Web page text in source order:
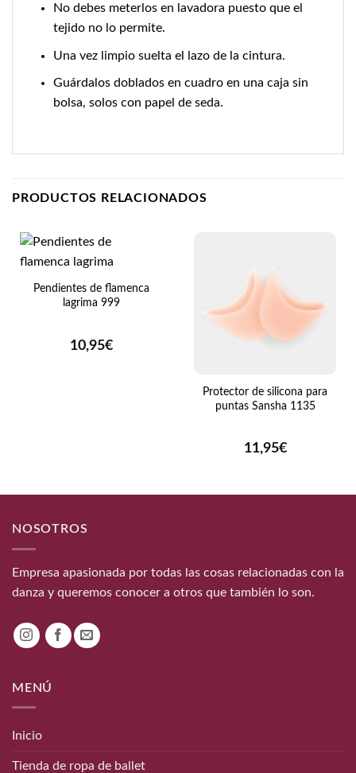
No debes meterlos en lavadora puesto que el
tejido no lo permite.
Una vez limpio suelta el lazo de la cintura.
Guárdalos doblados en cuadro en una caja sin
bolsa, solos con papel de seda.
PRODUCTOS RELACIONADOS
Pendientes de flamenca
lagrima 999
10,95€
Protector de silicona para
puntas Sansha 1135
11,95€
NOSOTROS
Empresa apasionada por todas las cosas relacionadas con la
danza y queremos conocer a otros que también lo son.
MENÚ
Inicio
Tienda de ropa de ballet